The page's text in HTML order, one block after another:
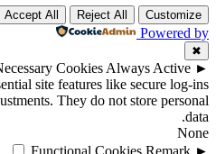
Customize
Reject All
Accept All
Powered by
✖
►
Cookies Always Active
site features like secure log-ins
They do not store personal
data.
None
►
Functional Cookies Remark